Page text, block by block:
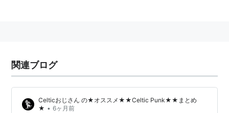
メディア:CD
クリック: 53回
この商品を含むブログ (2件) を見る
関連ブログ
Celticおじさん の★オススメ★★Celtic Punk★★まとめ
★ • 6ヶ月前